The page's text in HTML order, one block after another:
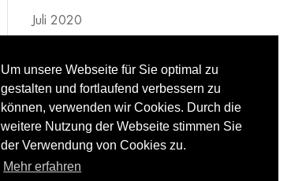
Juli 2020
Mai 2020
April 2020
März 2020
Um unsere Webseite für Sie optimal zu
gestalten und fortlaufend verbessern zu
können, verwenden wir Cookies. Durch die
weitere Nutzung der Webseite stimmen Sie
der Verwendung von Cookies zu.
Mehr erfahren